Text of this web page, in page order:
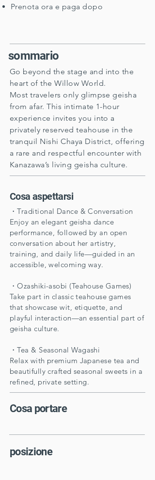
Prenota ora e paga dopo
sommario
Go beyond the stage and into the
heart of the Willow World.
Most travelers only glimpse geisha
from afar. This intimate 1-hour
experience invites you into a
privately reserved teahouse in the
tranquil Nishi Chaya District, offering
a rare and respectful encounter with
Kanazawa’s living geisha culture.
​Cosa aspettarsi
・Traditional Dance & Conversation
Enjoy an elegant geisha dance
performance, followed by an open
conversation about her artistry,
training, and daily life—guided in an
accessible, welcoming way.
・Ozashiki-asobi (Teahouse Games)
Take part in classic teahouse games
that showcase wit, etiquette, and
playful interaction—an essential part of
geisha culture.
・Tea & Seasonal Wagashi
Relax with premium Japanese tea and
beautifully crafted seasonal sweets in a
refined, private setting.
​Cosa portare
posizione